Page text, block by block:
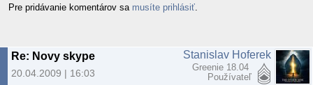
Pre pridávanie komentárov sa musíte prihlásiť
Re: Novy skype
20.04.2009 | 16:03
Stanislav Hoferek
Greenie 18.04
Používateľ